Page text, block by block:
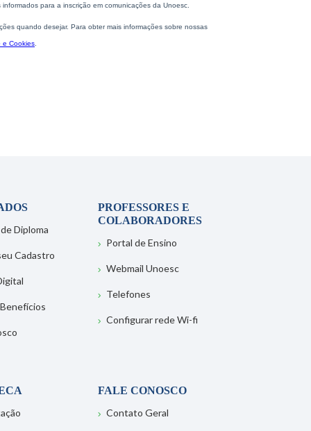
Diploma
Cadastro
PROFESSORES E
COLABORADORES
Portal de Ensino
Webmail Unoesc
Telefones
Configurar rede Wi-fi
FALE CONOSCO
Contato Geral